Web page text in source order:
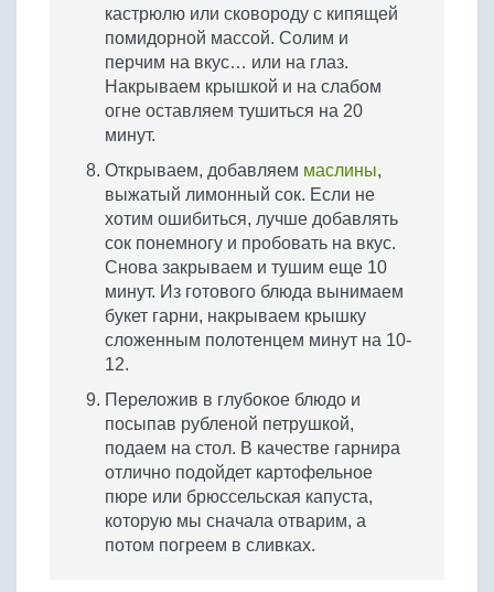
кастрюлю или сковороду с кипящей
помидорной массой. Солим и
перчим на вкус… или на глаз.
Накрываем крышкой и на слабом
огне оставляем тушиться на 20
минут.
Открываем, добавляем маслины,
выжатый лимонный сок. Если не
хотим ошибиться, лучше добавлять
сок понемногу и пробовать на вкус.
Снова закрываем и тушим еще 10
минут. Из готового блюда вынимаем
букет гарни, накрываем крышку
сложенным полотенцем минут на 10-
12.
Переложив в глубокое блюдо и
посыпав рубленой петрушкой,
подаем на стол. В качестве гарнира
отлично подойдет картофельное
пюре или брюссельская капуста,
которую мы сначала отварим, а
потом погреем в сливках.